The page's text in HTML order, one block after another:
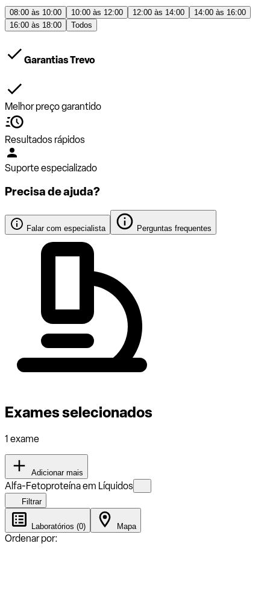
08:00 às 10:00 10:00 às 12:00 12:00 às 14:00
14:00 às 16:00
16:00 às 18:00
Todos
Garantias Trevo
Melhor preço garantido
Resultados rápidos
Suporte especializado
Precisa de ajuda?
Falar com especialista Perguntas frequentes
Exames selecionados
1 exame
Adicionar mais
Alfa-Fetoproteína em Líquidos
Filtrar
Laboratórios (0) Mapa
Ordenar por: